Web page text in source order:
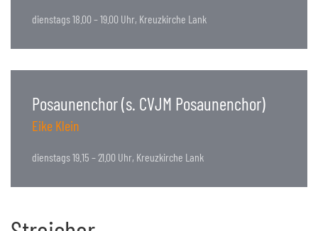
dienstags 18.00 – 19.00 Uhr, Kreuzkirche Lank
Posaunenchor (s. CVJM Posaunenchor)
Eike Klein
dienstags 19.15 – 21.00 Uhr, Kreuzkirche Lank